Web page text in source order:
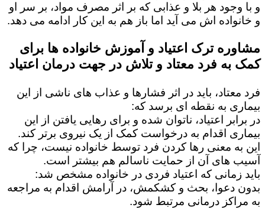
و با وجود هر بلا و عذابی که بر اثر مصرف مواد، بر سر او
و خانواده اش می آید اما باز هم به این کار ادامه می دهد.
مشاوره ترک اعتیاد و آموزش خانواده ها برای
کمک به فرد معتاد و تلاش در جهت درمان اعتیاد
فرد معتاد، باید در اثر فشارها و عذاب های ناشی از این
بیماری به نقطه ای برسد که:
در برابر اعتیاد، ناتوان شده و برای رهایی یافتن از این
بیماری اقدام به درخواست کمک از یک نیروی برتر کند.
این به معنی رها کردن فرد توسط خانواده نیست، چرا که
آسیب های آن از حمایت ناسالم هم بیشتر است.
باید زمانی که اعتیاد فردی در خانواده مشخص شد:
بدون دعوا، بحث و کشکمش، در آرامش اقدام به مراجعه
به مراکز درمانی مرتبط شود.